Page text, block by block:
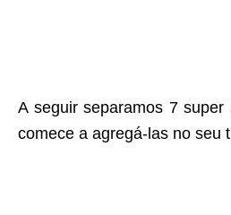
A seguir separamos 7
comece a agregá-las no seu